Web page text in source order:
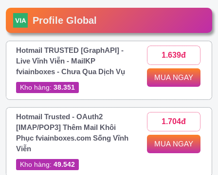
Profile Global
Hotmail TRUSTED [GraphAPI] -
Live Vĩnh Viễn - MailKP
fviainboxes - Chưa Qua Dịch Vụ
Kho hàng: 38.351
1.639đ
MUA NGAY
Hotmail Trusted - OAuth2
[IMAP/POP3] Thêm Mail Khôi
Phục fviainboxes.com Sống Vĩnh
Viễn
Kho hàng: 49.542
1.704đ
MUA NGAY